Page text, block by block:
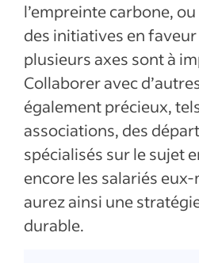
l’empreinte carbone,
des initiatives en faveur
plusieurs axes sont à
Collaborer avec
également précieux,
associations, des
spécialisés sur le sujet
encore les salariés
aurez ainsi une
durable.